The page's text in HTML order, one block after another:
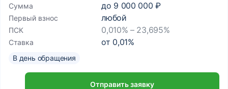
Сумма до 9 000 000 ₽
Первый взнос любой
ПСК 0,010% – 23,695%
Ставка от 0,01%
В день обращения
Отправить заявку